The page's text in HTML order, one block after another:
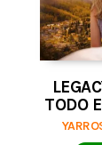
TODO